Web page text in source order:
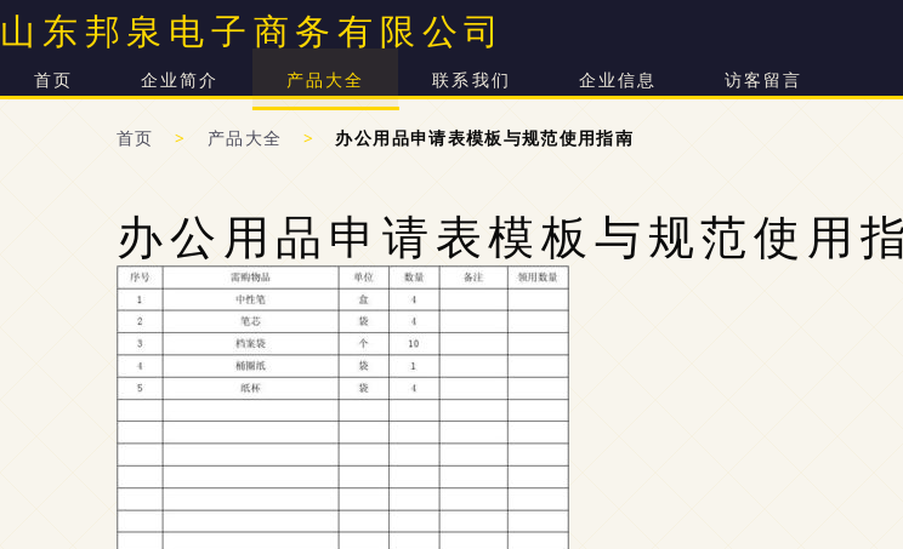
山东邦泉电子商务有限公司
首页 企业简介 产品大全 联系我们 企业信息 访客留言
首页 > 产品大全 > 办公用品申请表模板与规范使用指南
办公用品申请表模板与规范使用